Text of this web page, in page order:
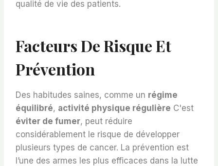
qualité de vie des patients.
Facteurs De Risque Et
Prévention
Des habitudes saines, comme un régime
équilibré, activité physique régulière C'est
éviter de fumer, peut réduire
considérablement le risque de développer
plusieurs types de cancer. La prévention est
l’une des armes les plus efficaces dans la lutte